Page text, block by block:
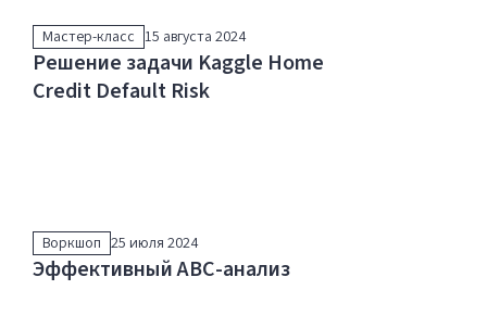
Мастер-класс 15 августа 2024
Решение задачи Kaggle Home
Credit Default Risk
Воркшоп 25 июля 2024
Эффективный ABC-анализ